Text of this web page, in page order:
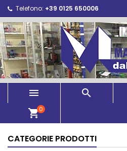
Telefono: +39 0125 650006
 
shopping_cart0
CATEGORIE PRODOTTI